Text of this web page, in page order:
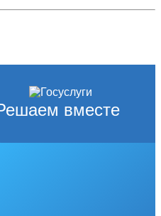
вместе